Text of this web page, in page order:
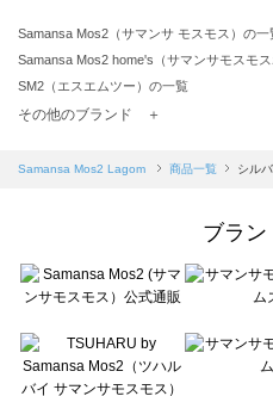
Samansa Mos2（サマンサ モスモス）の一
Samansa Mos2 home's（サマンサモスモ
SM2（エスエムツー）の一覧
TSUHARU by Samansa Mos2（ツハルバ
Samansa Mos2 blue（サマンサモスモス ブ
Te chichi（テチチ）の一覧
Te chichi CLASSIC（テチチ クラシック）の
Lugnoncure（ルノンキュール）の一覧
BETTY'S BLUE（べティーズブルー）の一覧
その他のブランド ＋
Samansa Mos2 Lagom 商品一覧 シル
ブラン